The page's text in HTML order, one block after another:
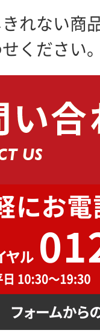
れない商
ください。